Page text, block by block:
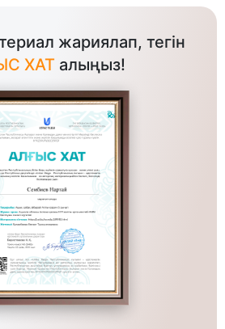
жариялап, тегін
ХАТ алыңыз!